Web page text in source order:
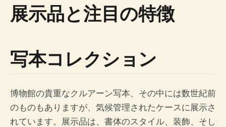
展示品と注目の特徴
写本コレクション
博物館の貴重なクルアーン写本、その中には数世紀前
のものもありますが、気候管理されたケースに展示さ
れています。展示品は、書体のスタイル、装飾、そし